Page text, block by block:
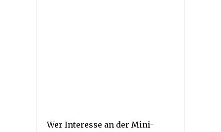
Wer Interesse an der Mini-